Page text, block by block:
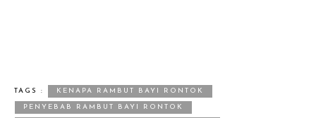
TAGS : KENAPA RAMBUT BAYI RONTOK
PENYEBAB RAMBUT BAYI RONTOK